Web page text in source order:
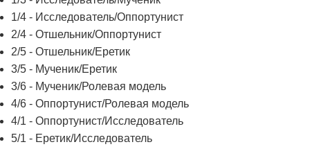
1/4 - Исследователь/Оппортунист
2/4 - Отшельник/Оппортунист
2/5 - Отшельник/Еретик
3/5 - Мученик/Еретик
3/6 - Мученик/Ролевая модель
4/6 - Оппортунист/Ролевая модель
4/1 - Оппортунист/Исследователь
5/1 - Еретик/Исследователь